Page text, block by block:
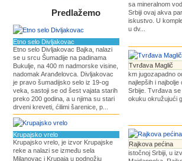
Predlažemo
Etno selo Divljakovac
Etno selo Divljakovac Bajka, nalazi
se u srcu Šumadije na padinama
Bukulje, na 400 m nadmorske visine,
nadomak Aranđelovca. Divljakovac
je pravo šumadijsko selo iz 19-og
veka, sastoji se od šest vajata starih
preko 200 godina, a u njima su stari
drveni kreveti, ćilimi šarenice, p...
Krupajsko vrelo
Krupajsko vrelo, je izvor Krupajske
reke a nalazi se između sela
Milanovac i Krupaja u podnožju
sa mineralnom
Srbiji ovaj akva
iskustvo. U
u dv...
Tvrđava Maglič
km jugozapadno
najlepših i
Srbije. Tvrđava
okuku okružujući
Rajkova pećina
istočnoj Srbiji, u